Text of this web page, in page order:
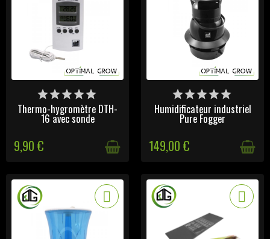
VICTIME DE SON SUCCÈS
Thermo-hygromètre DTH-
16 avec sonde
9,90 €
VICTIME DE SON SUCCÈS
Humidificateur industriel
Pure Fogger
149,00 €